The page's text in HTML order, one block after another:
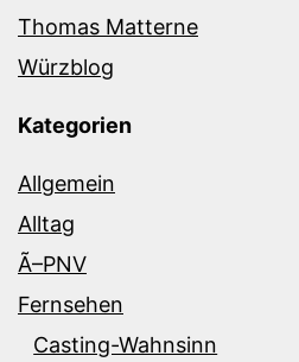
Thomas Matterne
Würzblog
Kategorien
Allgemein
Alltag
Ã–PNV
Fernsehen
Casting-Wahnsinn